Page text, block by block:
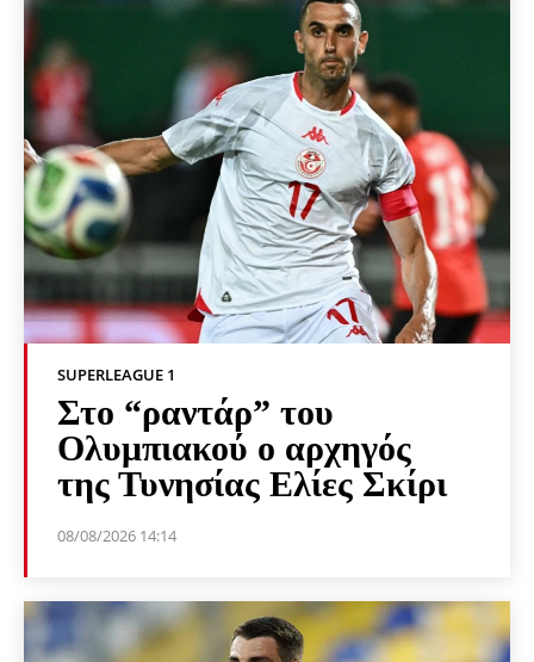
SUPERLEAGUE 1
Στο “ραντάρ” του
Ολυμπιακού ο αρχηγός
της Τυνησίας Ελίες Σκίρι
08/08/2026 14:14